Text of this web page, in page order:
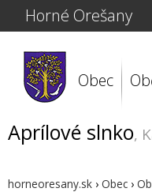
Horné Orešany
Obec
Aprílové slnko,
horneoresany.sk › Obec ›